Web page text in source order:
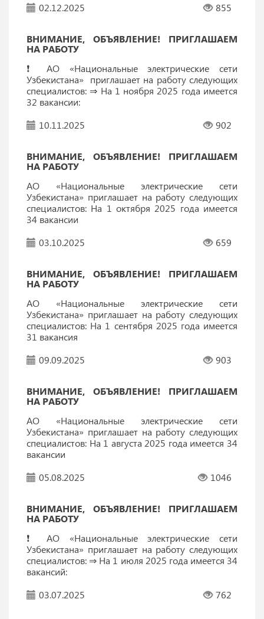
02.12.2025 855
ВНИМАНИЕ, ОБЪЯВЛЕНИЕ! ПРИГЛАШАЕМ
НА РАБОТУ
❗️ АО «Национальные электрические сети
Узбекистана» приглашает на работу следующих
специалистов: ⇒ На 1 ноября 2025 года имеется
32 вакансии:
10.11.2025
902
ВНИМАНИЕ, ОБЪЯВЛЕНИЕ! ПРИГЛАШАЕМ
НА РАБОТУ
АО «Национальные электрические сети
Узбекистана» приглашает на работу следующих
специалистов: На 1 октября 2025 года имеется
34 вакансии
03.10.2025
659
ВНИМАНИЕ, ОБЪЯВЛЕНИЕ! ПРИГЛАШАЕМ
НА РАБОТУ
АО «Национальные электрические сети
Узбекистана» приглашает на работу следующих
специалистов: На 1 сентября 2025 года имеется
31 вакансия
09.09.2025
903
ВНИМАНИЕ, ОБЪЯВЛЕНИЕ! ПРИГЛАШАЕМ
НА РАБОТУ
АО «Национальные электрические сети
Узбекистана» приглашает на работу следующих
специалистов: На 1 августа 2025 года имеется 34
вакансии
05.08.2025
1046
ВНИМАНИЕ, ОБЪЯВЛЕНИЕ! ПРИГЛАШАЕМ
НА РАБОТУ
❗️ АО «Национальные электрические сети
Узбекистана» приглашает на работу следующих
специалистов: ⇒ На 1 июля 2025 года имеется 34
вакансий:
03.07.2025
762